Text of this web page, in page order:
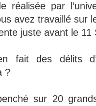
réalisée par
avez travaillé sur
juste avant le 11
fait des délits
?
sur 20